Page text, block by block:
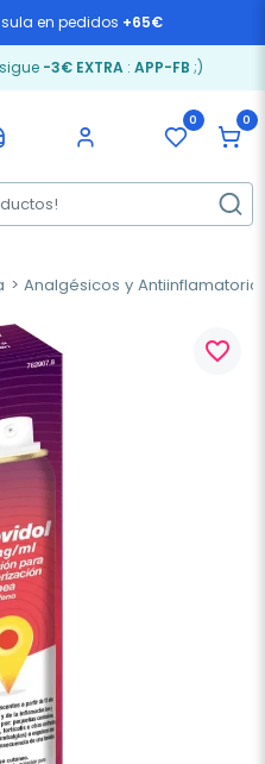
en pedidos +65€
-3€ EXTRA: APP-FB ;)
0 0
Analgésicos y
favorite_border